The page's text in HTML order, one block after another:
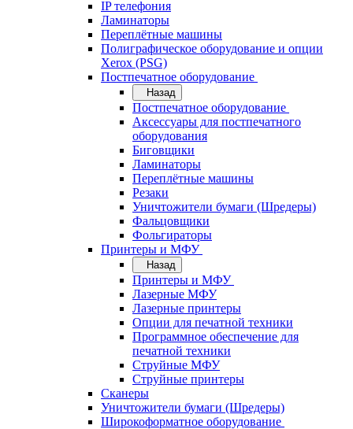
IP телефония
Ламинаторы
Переплётные машины
Полиграфическое оборудование и опции
Xerox (PSG)
Постпечатное оборудование
Назад
Постпечатное оборудование
Аксессуары для постпечатного
оборудования
Биговщики
Ламинаторы
Переплётные машины
Резаки
Уничтожители бумаги (Шредеры)
Фальцовщики
Фольгираторы
Принтеры и МФУ
Назад
Принтеры и МФУ
Лазерные МФУ
Лазерные принтеры
Опции для печатной техники
Программное обеспечение для
печатной техники
Струйные МФУ
Струйные принтеры
Сканеры
Уничтожители бумаги (Шредеры)
Широкоформатное оборудование